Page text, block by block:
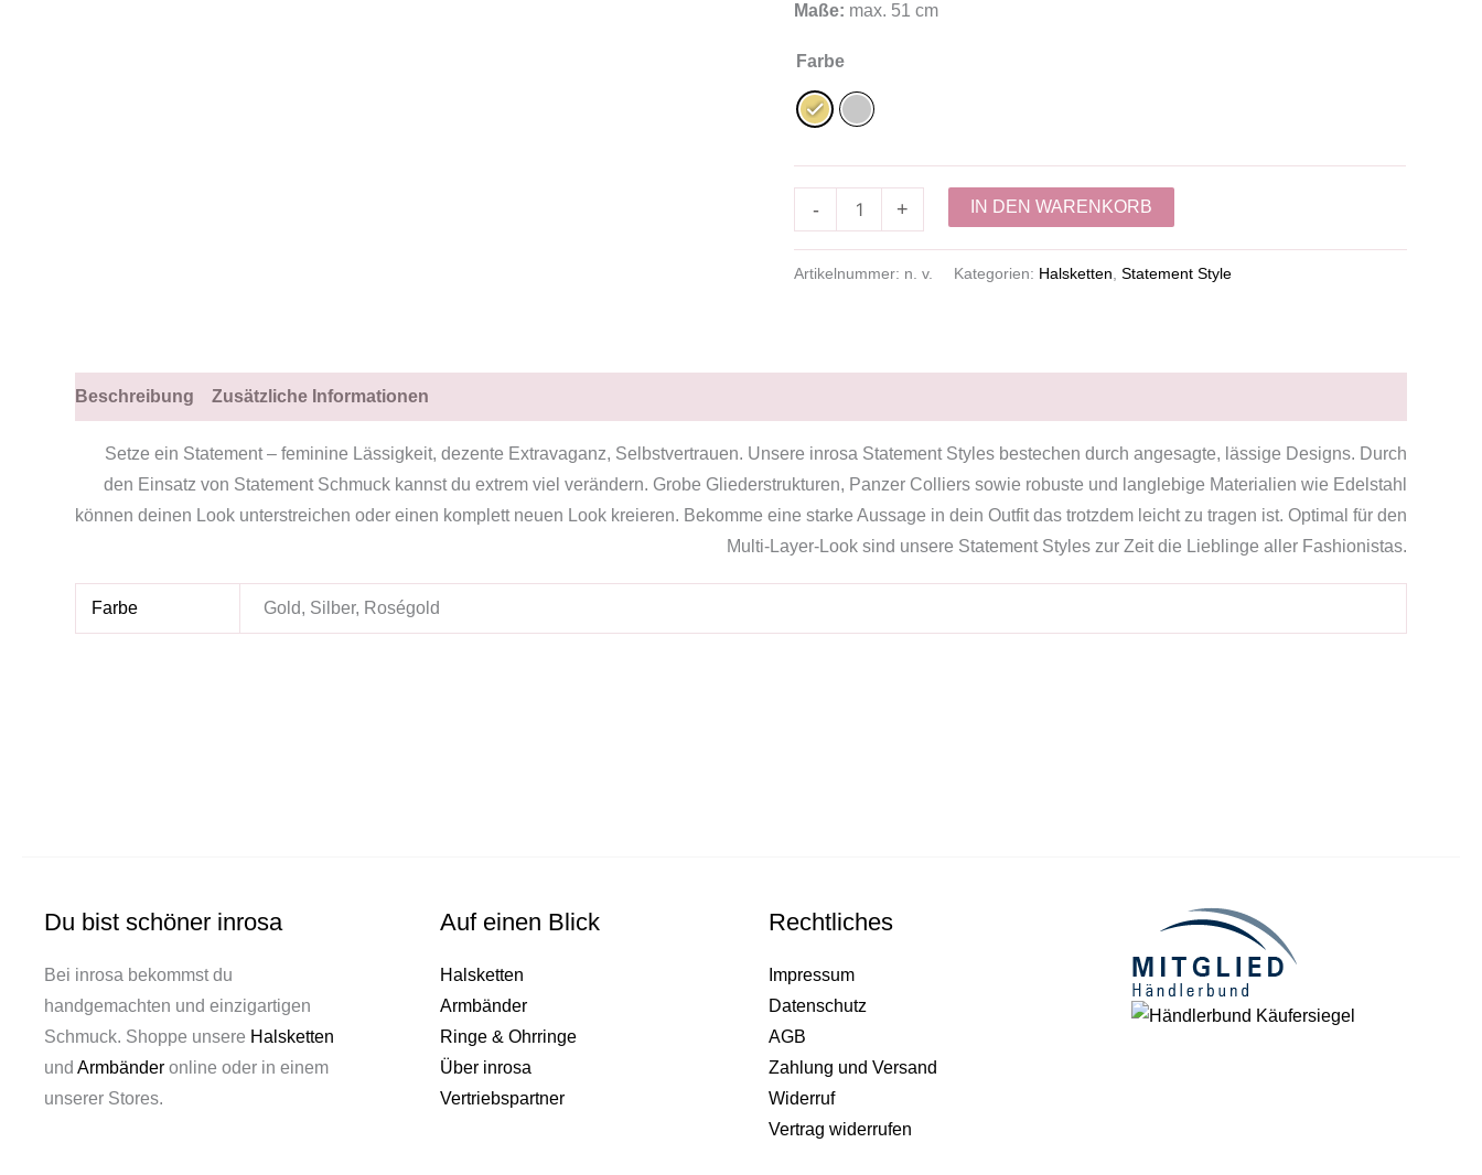
Maße: max. 51 cm
Farbe
- + IN DEN WARENKORB
Artikelnummer: n. v. Kategorien: Halsketten ,Statement Style
Beschreibung Zusätzliche Informationen
Setze ein Statement – feminine Lässigkeit, dezente Extravaganz, Selbstvertrauen. Unsere inrosa Statement Styles bestechen durch angesagte, lässige Designs. Durch
den Einsatz von Statement Schmuck kannst du extrem viel verändern. Grobe Gliederstrukturen, Panzer Colliers sowie robuste und langlebige Materialien wie Edelstahl
können deinen Look unterstreichen oder einen komplett neuen Look kreieren. Bekomme eine starke Aussage in dein Outfit das trotzdem leicht zu tragen ist. Optimal für den
Multi-Layer-Look sind unsere Statement Styles zur Zeit die Lieblinge aller Fashionistas.
Farbe Gold, Silber, Roségold
Du bist schöner inrosa
Bei inrosa bekommst du
handgemachten und einzigartigen
Schmuck. Shoppe unsere Halsketten
und Armbänder online oder in einem
unserer Stores.
Auf einen Blick
Halsketten
Armbänder
Ringe & Ohrringe
Über inrosa
Vertriebspartner
Rechtliches
Impressum
Datenschutz
AGB
Zahlung und Versand
Widerruf
Vertrag widerrufen